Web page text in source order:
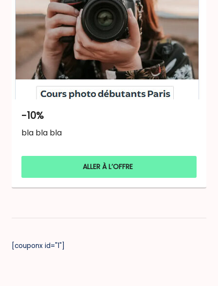
-10%
bla bla bla
ALLER À L’OFFRE
[couponx id="1"]